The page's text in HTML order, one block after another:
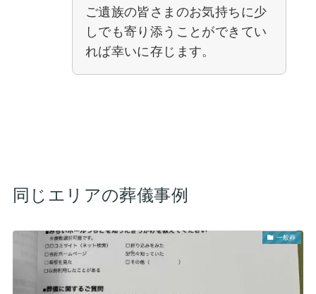
ご遺族の皆さまのお気持ちに少
しでも寄り添うことができてい
れば幸いに存じます。
同じエリアの葬儀事例
一般葬